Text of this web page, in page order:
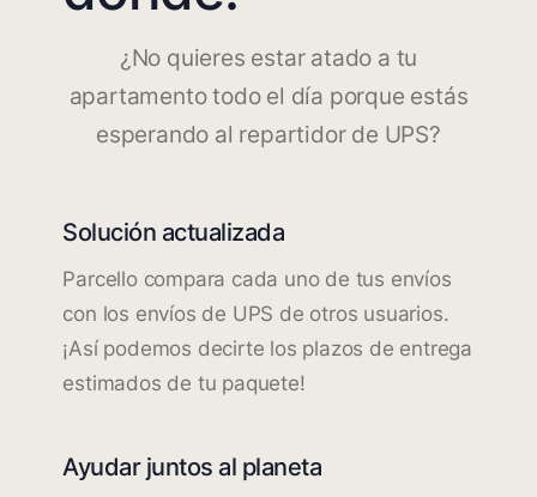
¿No quieres estar atado a tu
apartamento todo el día porque estás
esperando al repartidor de UPS?
Solución actualizada
Parcello compara cada uno de tus envíos
con los envíos de UPS de otros usuarios.
¡Así podemos decirte los plazos de entrega
estimados de tu paquete!
Ayudar juntos al planeta